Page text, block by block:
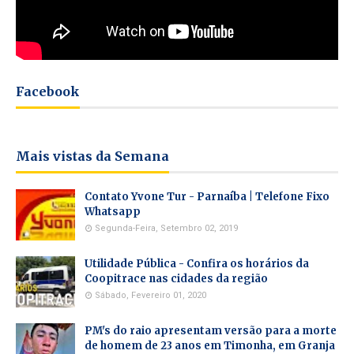
Facebook
Mais vistas da Semana
Contato Yvone Tur - Parnaíba | Telefone Fixo
Whatsapp
Segunda-Feira, Setembro 02, 2019
Utilidade Pública - Confira os horários da
Coopitrace nas cidades da região
Sábado, Fevereiro 01, 2020
PM's do raio apresentam versão para a morte
de homem de 23 anos em Timonha, em Granja